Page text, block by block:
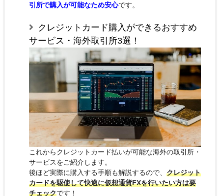
引所で購入が可能なため安心です。
クレジットカード購入ができるおすすめ
サービス・海外取引所3選！
これからクレジットカード払いが可能な海外の取引所・
サービスをご紹介します。
後ほど実際に購入する手順も解説するので、 クレジット
カードを駆使して快適に仮想通貨FXを行いたい方は要
チェックです！